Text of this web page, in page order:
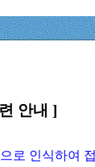
안내 ]
로 인식하여